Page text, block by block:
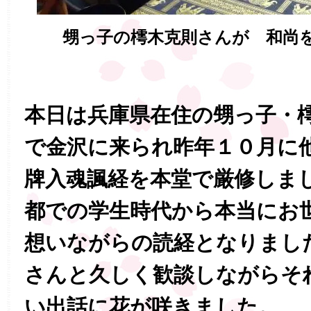
甥っ子の樗木克則さんが 和尚
本日は兵庫県在住の甥っ子・
で金沢に来られ昨年１０月に
牌入魂諷経を本堂で厳修しま
都での学生時代から本当にお
想いながらの読経となりまし
さんと久しく歓談しながらそ